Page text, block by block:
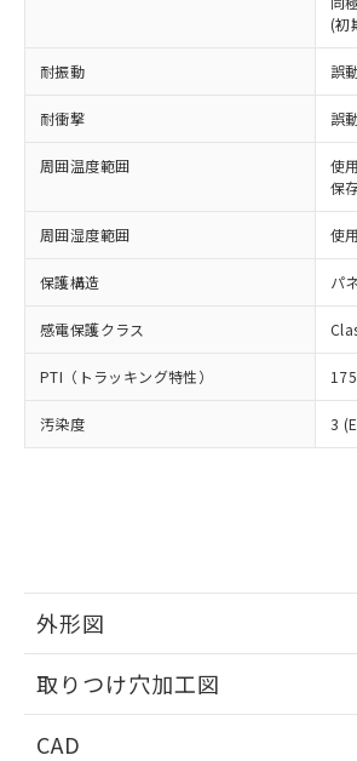
(初
耐振動 誤
耐衝撃 誤
周囲温度範囲
使
保
周囲湿度範囲 使
保護構造 パ
感電保護クラス
PTI（トラッキング特性） 175
汚染度 3
外形図
取りつけ穴加工図
CAD
販売ネットワーク
在庫状況および標準価格
事前の承諾なく第三者に
示しないようお願いします
マイパーツ機能（部品リ
ビス）をご利用いただく
メンバーズにご登録され
お客様が当ウェブサイト
登録された部品リストに
および当社の共同利用者
品・サービスに関するお
引・商談に必要な範囲で利
※当社の共同利用者とは、
用者の範囲」に記載され
部品在庫の切り替え状況などに
月が前後することがあります。
※3 非含有証明書ダウンロ
下記の非含有証明書をダウンロ
とができます。
EU RoHS指令（10物質）の非含
51物質の非含有証明書（当社基
※本証明書は発行日時点で非含
るもので、過去に遡って非含有
していることから、特段のことが
り、2022年1月12日より割愛し
す。
「ｅ」：有害物質（10物質）の
準値以下であることを示します
「10」：通常の使用状況下にお
質が外部に漏えいし、環境に深
及ぼさない年数を意味します。
「－」：未確認です。当社販売
い合わせください。
当社は、貴社製品を第三
場合は、上記1、2および
該第三者に通知します。
販売先および販売に係わ
法に輸出するおそれがあ
り引きをいたしません。
たはお客様担当のオム
機器販売店・当社販
白
受注生産機種、また
情報を公開していな